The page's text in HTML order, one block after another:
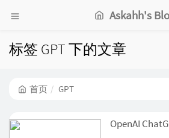
Askahh's
标签 GPT 下的文章
首页 GPT
OpenAI